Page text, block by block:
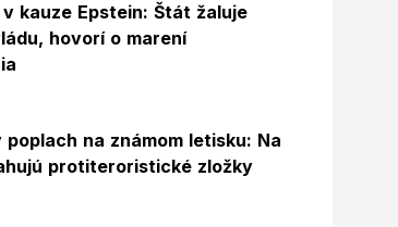
kauze Epstein: Štát žaluje
hovorí o marení
poplach na známom letisku: Na
protiteroristické zložky